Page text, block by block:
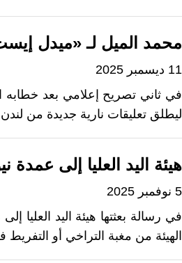
محمد الميل لـ «ميدل
11 ديسمبر 2025
في ثاني تصريح إعلامي بعد خطابه
ليطلق تعليقات نارية جديدة من
هيئة اليد العليا إلى
5 نوفمبر 2025
في رسالة بعثتها هيئة اليد
الهيئة من مغبة التراخي أو